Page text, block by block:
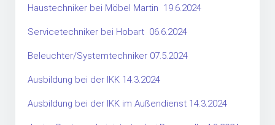
Haustechniker bei Möbel Martin 19.6.2024
Servicetechniker bei Hobart 06.6.2024
Beleuchter/Systemtechniker 07.5.2024
Ausbildung bei der IKK 14.3.2024
Ausbildung bei der IKK im Außendienst 14.3.2024